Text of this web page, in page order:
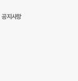
공지사항